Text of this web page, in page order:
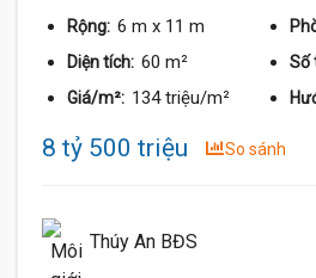
Rộng: 6 m x 11 m
Diện tích: 60 m² Số
Giá/m²: 134 triệu/m²
8 tỷ 500 triệu So sánh
Thúy An BĐS